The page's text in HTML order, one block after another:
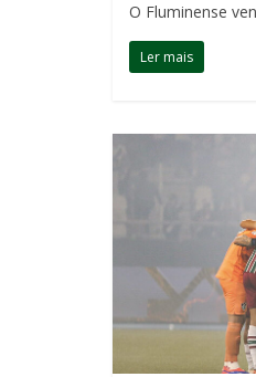
O Fluminense
Ler mais